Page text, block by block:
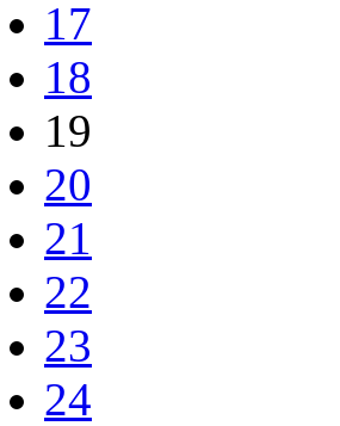
17
18
19
20
21
22
23
24